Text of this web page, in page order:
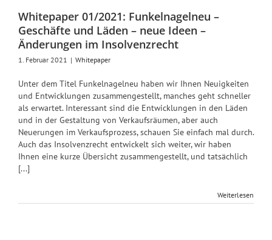
Whitepaper 01/2021: Funkelnagelneu –
Geschäfte und Läden – neue Ideen –
Änderungen im Insolvenzrecht
1. Februar 2021 | Whitepaper
Unter dem Titel Funkelnagelneu haben wir Ihnen Neuigkeiten
und Entwicklungen zusammengestellt, manches geht schneller
als erwartet. Interessant sind die Entwicklungen in den Läden
und in der Gestaltung von Verkaufsräumen, aber auch
Neuerungen im Verkaufsprozess, schauen Sie einfach mal durch.
Auch das Insolvenzrecht entwickelt sich weiter, wir haben
Ihnen eine kurze Übersicht zusammengestellt, und tatsächlich
[...]
Weiterlesen